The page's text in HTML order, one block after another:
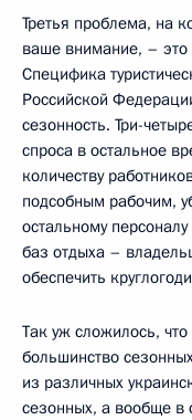
Третья проблема, на
ваше внимание, – это
Специфика
Российской
сезонность. Три-
спроса в остальное
количеству
подсобным рабочим,
остальному
баз отдыха –
обеспечить
Так уж сложилось,
большинство
из различных
сезонных, а вообще в